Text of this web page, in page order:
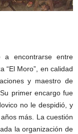
a encontrarse entre
“El Moro”, en calidad
y maestro de
primer encargo fue
no le despidió, y
más. La cuestión
la organización de